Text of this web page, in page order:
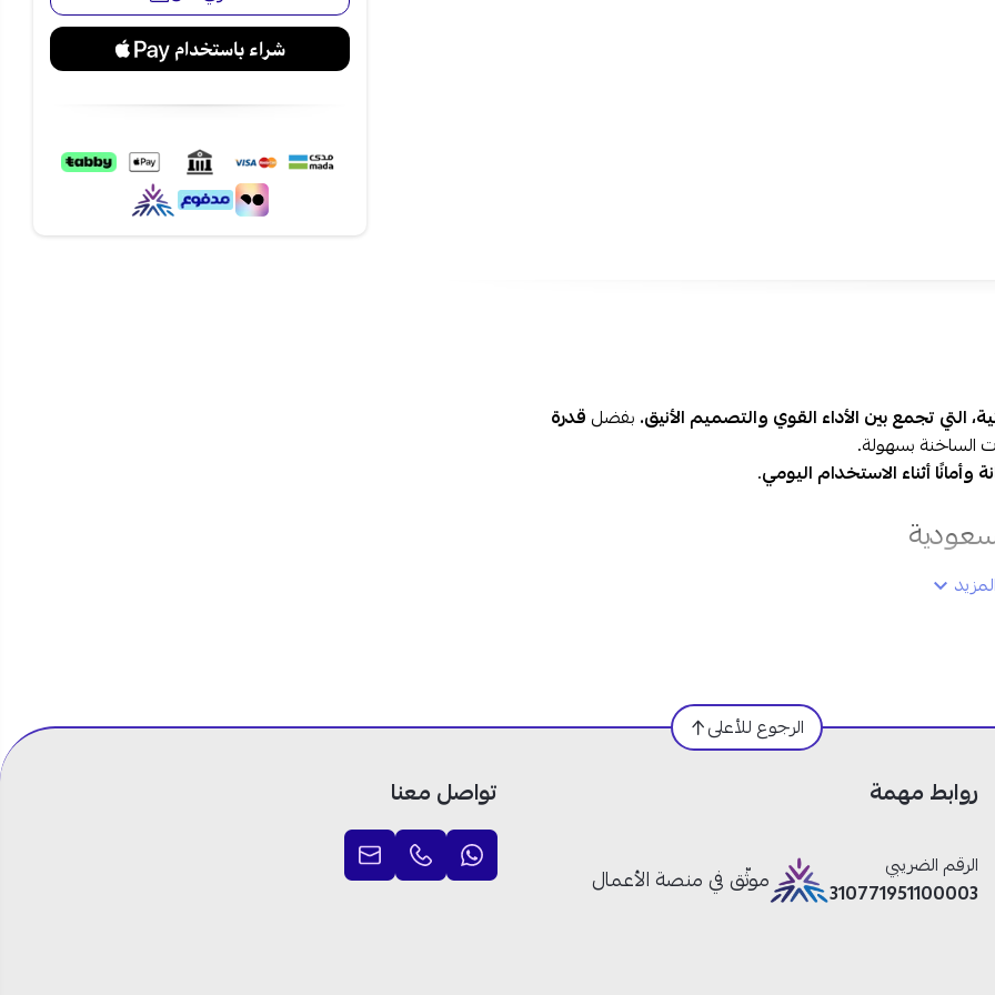
التي تجمع بين الأداء القوي والتصميم الأنيق. بفضل قدرة
الساخنة بسهولة.
وأمانًا أثناء الاستخدام اليومي.
دفعة واحدة، مثالية للعائلة أو المكتب.
، مما يمنحك استخدامًا طويل الأمد ويحافظ على جودة المياه.
الساخنة بكل راحة وسرعة!
الرجوع للأعلى
روابط مهمة
الرقم الضريبي
310771951100003
موثّق في منصة الأعمال
تواصل معنا